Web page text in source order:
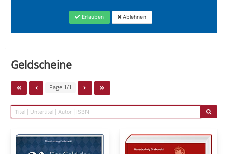
Erlauben Ablehnen
Geldscheine
Page 1/1